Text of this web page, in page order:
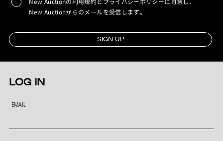
New Auctionからのメールを受信します。
SIGN UP
LOG IN
EMAIL